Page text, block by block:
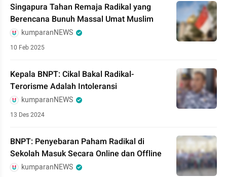
Singapura Tahan Remaja Radikal yang
Berencana Bunuh Massal Umat Muslim
kumparanNEWS
10 Feb 2025
Kepala BNPT: Cikal Bakal Radikal-
Terorisme Adalah Intoleransi
kumparanNEWS
13 Des 2024
BNPT: Penyebaran Paham Radikal di
Sekolah Masuk Secara Online dan Offline
kumparanNEWS